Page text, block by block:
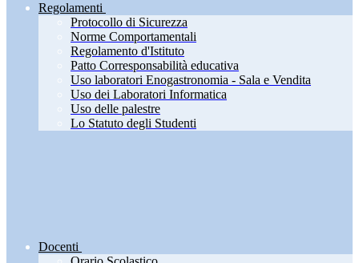
Regolamenti
Protocollo di Sicurezza
Norme Comportamentali
Regolamento d'Istituto
Patto Corresponsabilità educativa
Uso laboratori Enogastronomia - Sala e Vendita
Uso dei Laboratori Informatica
Uso delle palestre
Lo Statuto degli Studenti
Docenti